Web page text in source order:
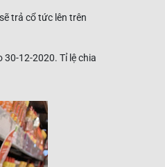
trả cổ tức lên trên
12-2020. Tỉ lệ chia